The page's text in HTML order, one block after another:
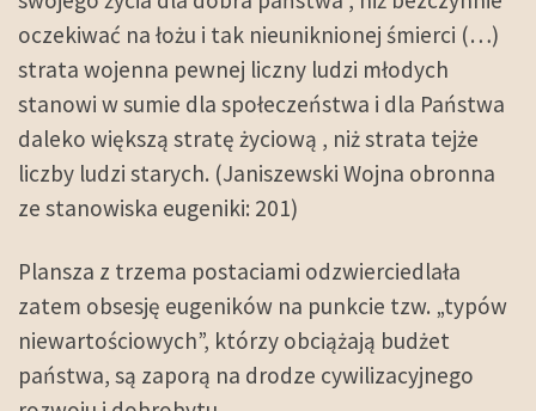
oczekiwać na łożu i tak nieuniknionej śmierci (…)
strata wojenna pewnej liczny ludzi młodych
stanowi w sumie dla społeczeństwa i dla Państwa
daleko większą stratę życiową , niż strata tejże
liczby ludzi starych. (Janiszewski Wojna obronna
ze stanowiska eugeniki: 201)
Plansza z trzema postaciami odzwierciedlała
zatem obsesję eugeników na punkcie tzw. „typów
niewartościowych”, którzy obciążają budżet
państwa, są zaporą na drodze cywilizacyjnego